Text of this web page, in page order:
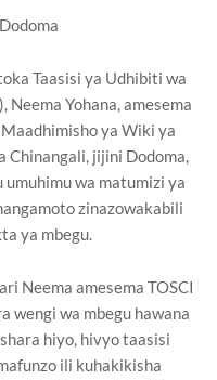
Taasisi ya Udhibiti wa
Neema Yohana, amesema
ya Wiki ya
Chinangali, jijini Dodoma,
wa matumizi ya
zinazowakabili
ya mbegu.
Neema amesema TOSCI
wengi wa mbegu hawana
hiyo, hivyo taasisi
ili kuhakikisha